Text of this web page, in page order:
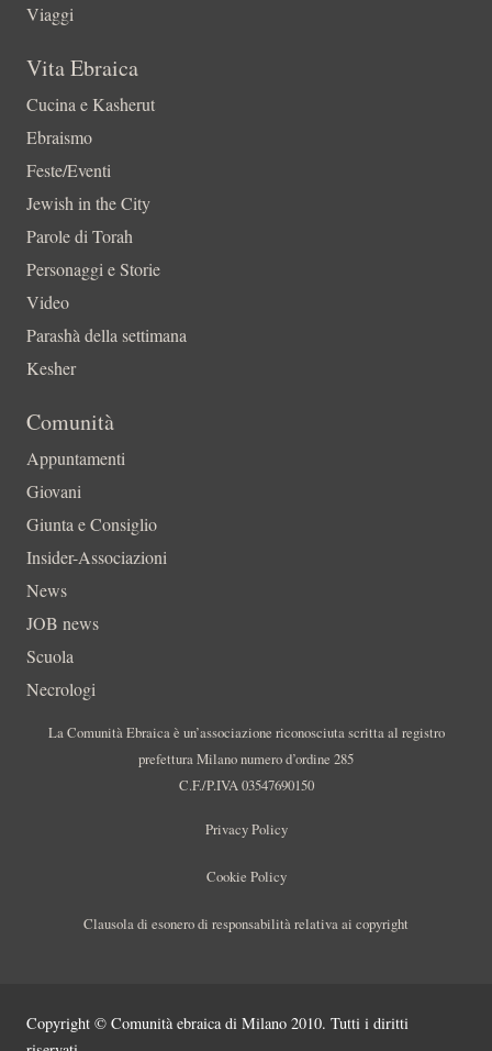
Viaggi
Vita Ebraica
Cucina e Kasherut
Ebraismo
Feste/Eventi
Jewish in the City
Parole di Torah
Personaggi e Storie
Video
Parashà della settimana
Kesher
Comunità
Appuntamenti
Giovani
Giunta e Consiglio
Insider-Associazioni
News
JOB news
Scuola
Necrologi
La Comunità Ebraica è un’associazione riconosciuta scritta al registro
prefettura Milano numero d’ordine 285
C.F./P.IVA 03547690150
Privacy Policy
Cookie Policy
Clausola di esonero di responsabilità relativa ai copyright
Copyright © Comunità ebraica di Milano 2010. Tutti i diritti